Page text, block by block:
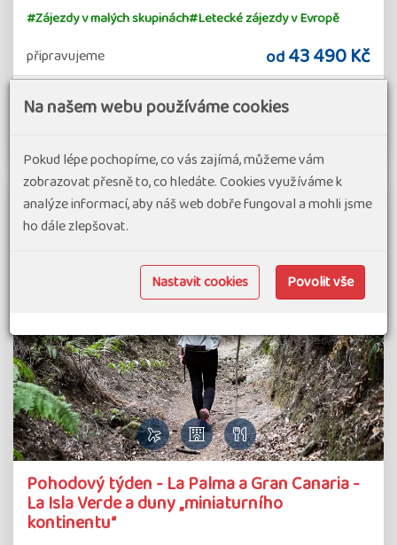
#Zájezdy v malých skupinách#Letecké zájezdy v Evropě
připravujeme od43 490 Kč
Španělsko Náročnost 2
Pohodový týden - La Palma a Gran Canaria -
La Isla Verde a duny „miniaturního
kontinentu“
Na našem webu používáme cookies
Pokud lépe pochopíme, co vás zajímá, můžeme vám
zobrazovat přesně to, co hledáte. Cookies využíváme k
analýze informací, aby náš web dobře fungoval a mohli jsme
ho dále zlepšovat.
Nastavit cookies Povolit vše